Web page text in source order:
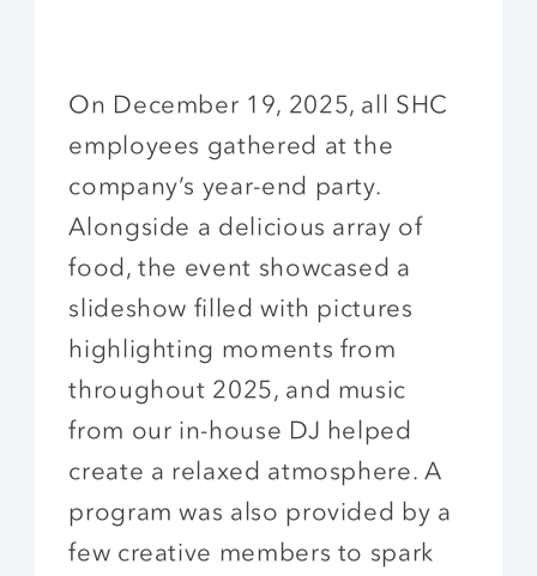
On December 19, 2025, all SHC
employees gathered at the
company’s year-end party.
Alongside a delicious array of
food, the event showcased a
slideshow filled with pictures
highlighting moments from
throughout 2025, and music
from our in-house DJ helped
create a relaxed atmosphere. A
program was also provided by a
few creative members to spark